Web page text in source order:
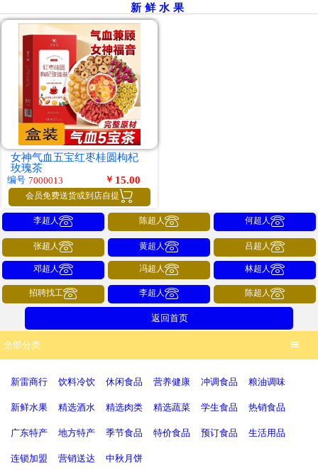
新鲜水果
女神气血五宝红枣桂圆枸杞
玫瑰茶
编号 7000013 ￥ 15.00
会员免费送货或到店自提 
李超人 陈超人 何超人
张超人 黄超人 吕超人
邓超人 冯超人 林超人
招聘找工 李超人 陈超人
返回首页
全部分类 
新雷商行 饮料冷饮 休闲食品 营养健康 冲调食品 粮油调味
新鲜水果 精选酒水 精选肉类 精选蔬菜 学生食品 热销食品
广东特产 地方特产 季节食品 特价食品 预订食品 生活用品
连锁加盟 营销送达 中秋月饼